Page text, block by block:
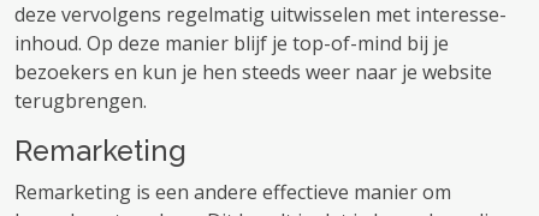
deze vervolgens regelmatig uitwisselen met interesse-
inhoud. Op deze manier blijf je top-of-mind bij je
bezoekers en kun je hen steeds weer naar je website
terugbrengen.
Remarketing
Remarketing is een andere effectieve manier om